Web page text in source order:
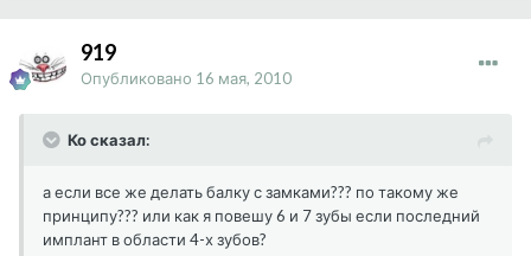
919
Опубликовано 16 мая, 2010
Ко сказал:
а если все же делать балку с замками??? по такому же
принципу??? или как я повешу 6 и 7 зубы если последний
имплант в области 4-х зубов?